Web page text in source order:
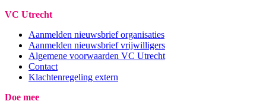
VC Utrecht
Aanmelden nieuwsbrief organisaties
Aanmelden nieuwsbrief vrijwilligers
Algemene voorwaarden VC Utrecht
Contact
Klachtenregeling extern
Doe mee